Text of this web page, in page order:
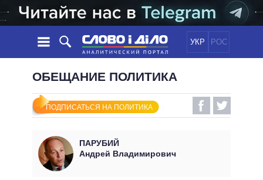
УКР РОС
НОВОСТИ
ЛЕНТА
СОБЫТИЯ
СТАТЬИ
МНЕНИЯ
ОБЗОРЫ
ПОЛИТИКА
ЭКОНОМИКА
МИР
ОБЕЩАНИЯ
ВСЕ ПОЛИТИКИ
ПРЕЗИДЕНТ И ОФИС
ИНФОГРАФИКА
ОБЕЩАНИЕ ПОЛИТИКА
ПОДПИСАТЬСЯ НА ПОЛИТИКА
ПАРУБИЙ
Андрей Владимирович